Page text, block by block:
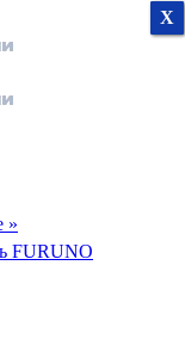
»
FURUNO
X
X
X